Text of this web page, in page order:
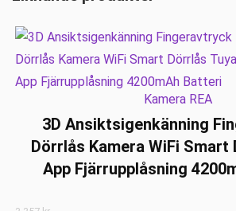
Kamera REA
3D Ansiktsigenkänning
Dörrlås Kamera WiFi Smart
App Fjärrupplåsning